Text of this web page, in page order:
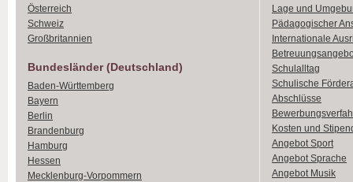
Österreich
Schweiz
Großbritannien
Bundesländer (Deutschland)
Baden-Württemberg
Bayern
Berlin
Brandenburg
Hamburg
Hessen
Mecklenburg-Vorpommern
Lage und
Pädagogischer
Internationale
Schulalltag
Schulische
Abschlüsse
Kosten und
Angebot Sport
Angebot Sprache
Angebot Musik